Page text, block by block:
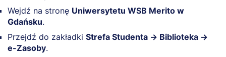
Wejdź na stronę Uniwersytetu WSB Merito w
Gdańsku.
Przejdź do zakładki Strefa Studenta → Biblioteka →
e-Zasoby.